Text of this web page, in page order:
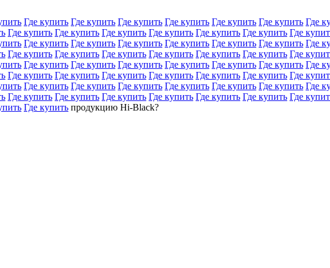
Где купить Где купить Где купить Где купить Где купить Где купить Где
Где купить Где купить Где купить Где купить Где купить Где купить Где
Где купить Где купить Где купить Где купить Где купить Где купить Где
Где купить Где купить Где купить Где купить Где купить Где купить Где
Где купить Где купить Где купить Где купить Где купить Где купить Где
Где купить Где купить Где купить Где купить Где купить Где купить Где
Где купить Где купить Где купить Где купить Где купить Где купить Где
Где купить Где купить Где купить Где купить Где купить Где купить Где
Где купить продукцию Hi-Black?